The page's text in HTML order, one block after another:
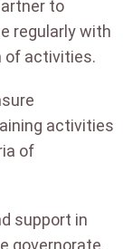
to
regularly with
of activities.
activities
of
support in
governorate.